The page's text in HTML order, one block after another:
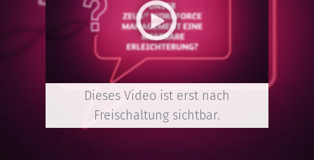
Dieses Video ist erst nach
Freischaltung sichtbar.